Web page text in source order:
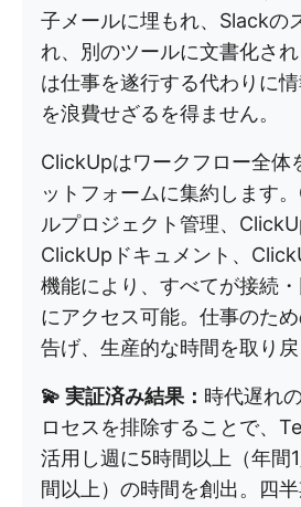
子メールに埋もれ、Slackの
れ、別のツールに文書化さ
は仕事を遂行する代わりに
を浪費せざるを得ません。
ClickUpはワークフロー全体
ットフォームに集約します
ルプロジェクト管理、
ClickUpドキュメント、
機能により、すべてが接続
にアクセス可能。仕事のた
告げ、生産的な時間を取り戻
💫 実証済み結果： 時代遅れ
ロセスを排除することで、
活用し週に5時間以上（年間
間以上）の時間を創出。四